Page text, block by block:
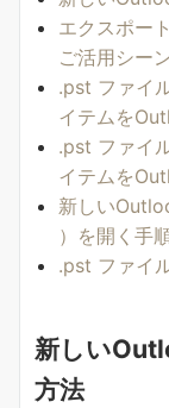
エクスポー
ご活用シー
.pst ファイ
イテムを
.pst ファイ
イテムを
新しい
）を開く手
.pst ファイ
新しい
方法